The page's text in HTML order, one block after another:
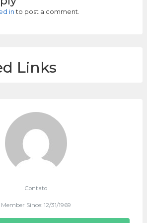
into post a comment.
Links
Contato
Member Since: 12/31/1969